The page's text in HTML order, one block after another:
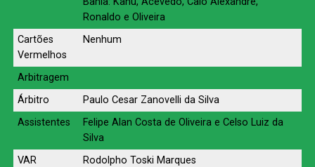
Ronaldo e Oliveira
Cartões
Vermelhos
Nenhum
Arbitragem
Árbitro
Paulo Cesar Zanovelli da Silva
Assistentes
Felipe Alan Costa de Oliveira e Celso Luiz da
Silva
VAR
Rodolpho Toski Marques